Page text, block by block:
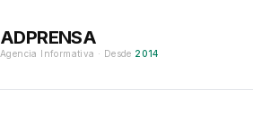
ADPRENSA
Agencia Informativa · Desde 2014